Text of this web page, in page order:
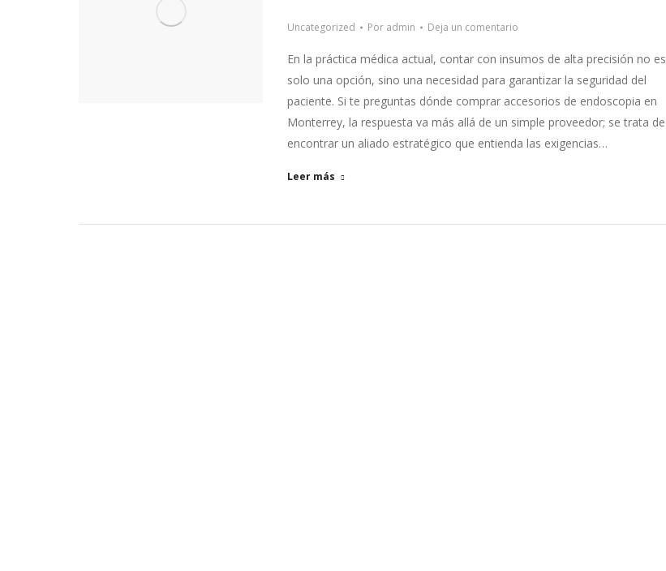
Uncategorized Por admin Deja un comentario
En la práctica médica actual, contar con insumos de alta precisión no es
solo una opción, sino una necesidad para garantizar la seguridad del
paciente. Si te preguntas dónde comprar accesorios de endoscopia en
Monterrey, la respuesta va más allá de un simple proveedor; se trata de
encontrar un aliado estratégico que entienda las exigencias…
Leer más